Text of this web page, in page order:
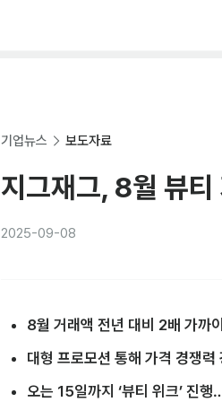
기업뉴스 보도자료
지그재그, 8월 뷰
2025-09-08
8월 거래액 전년 대비 2배 가까
대형 프로모션 통해 가격 경쟁
오는 15일까지 ‘뷰티 위크’ 진